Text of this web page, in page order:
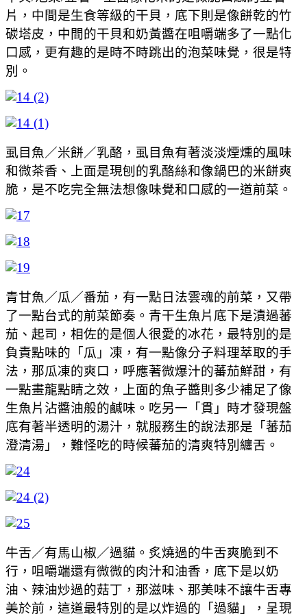
片，中間是生食等級的干貝，底下則是像餅乾的竹
碳塔皮，中間的干貝和奶黃醬在咀嚼端多了一點化
口感，更有趣的是時不時跳出的泡菜味覺，很是特
別。
虱目魚／米餅／乳酪，虱目魚有著淡淡煙燻的風味
和微茶香、上面是現刨的乳酪絲和像鍋巴的米餅爽
脆，是不吃完全無法想像味覺和口感的一道前菜。
青甘魚／瓜／番茄，有一點日法雲魂的前菜，又帶
了一點台式的前菜節奏。青干生魚片底下是漬過蕃
茄、起司，相佐的是個人很愛的冰花，最特別的是
負責點味的「瓜」凍，有一點像分子料理萃取的手
法，那瓜凍的爽口，呼應著微爆汁的蕃茄鮮甜，有
一點畫龍點睛之效，上面的魚子醬則多少補足了像
生魚片沾醬油般的鹹味。吃另一「貫」時才發現盤
底有著半透明的湯汁，就服務生的說法那是「蕃茄
澄清湯」，難怪吃的時候蕃茄的清爽特別纏舌。
牛舌／有馬山椒／過貓。炙燒過的牛舌爽脆到不
行，咀嚼端還有微微的肉汁和油香，底下是以奶
油、辣油炒過的菇丁，那滋味、那美味不讓牛舌專
美於前，這道最特別的是以炸過的「過貓」，呈現